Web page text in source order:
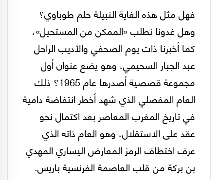
فهل مثل هذه الغاية النبيلة حلم طوباوي؟
وهل غدونا نطلب «الممكن من المستحيل»،
كما أخبرنا ذات يوم الصحفي والأديب الراحل
عبد الجبار السحيمي، وهو يضع عنوان أول
مجموعة قصصية أصدرها عام 1965؟ ذلك
العام المفصلي الذي شهد أخطر انتفاضة دامية
في تاريخ المغرب المعاصر بعد اكتمال نحو
عقد على الاستقلال، وهو العام ذاته الذي
عرف اختطاف الرمز المعارض اليساري المهدي
بن بركة من قلب العاصمة الفرنسية باريس.